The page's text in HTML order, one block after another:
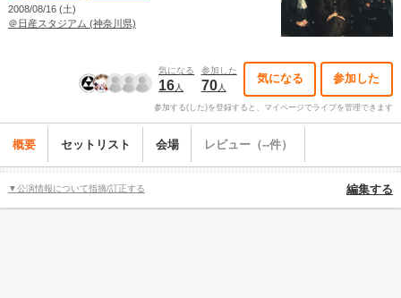
2008/08/16 (土)
＠日産スタジアム (神奈川県)
気になる
16人
参加した
70人
気になる 参加した
参加する(した)を登録すると、マイページでライブを管理できます
概要 セットリスト 会場 レビュー（--件）
▼公演情報について指摘/訂正する 編集する